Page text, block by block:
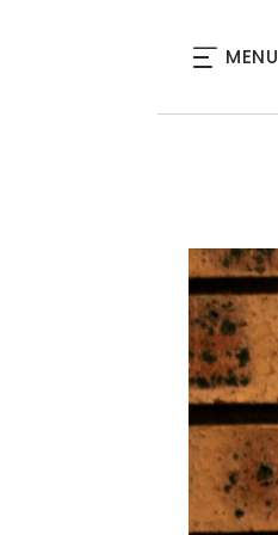
MENU